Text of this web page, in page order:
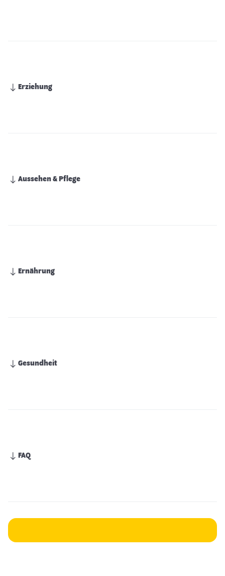
Erziehung
Aussehen & Pflege
Ernährung
Gesundheit
FAQ